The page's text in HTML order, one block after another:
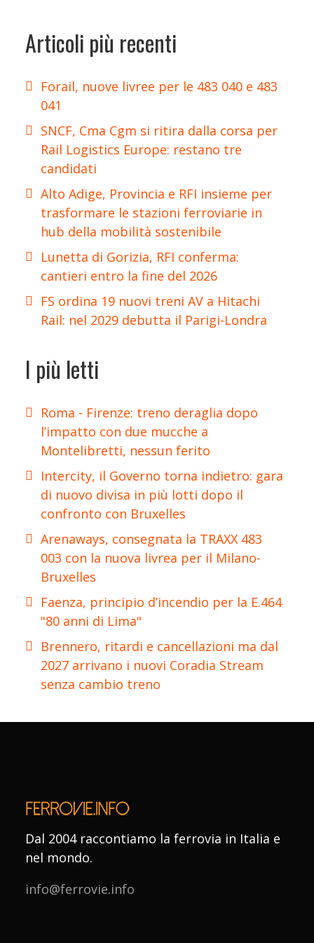
Articoli più recenti
Forail, nuove livree per le 483 040 e 483
041
SNCF, Cma Cgm si ritira dalla corsa per
Rail Logistics Europe: restano tre
candidati
Alto Adige, Provincia e RFI insieme per
trasformare le stazioni ferroviarie in
hub della mobilità sostenibile
Lunetta di Gorizia, RFI conferma:
cantieri entro la fine del 2026
FS ordina 19 nuovi treni AV a Hitachi
Rail: nel 2029 debutta il Parigi-Londra
I più letti
Roma - Firenze: treno deraglia dopo
l’impatto con due mucche a
Montelibretti, nessun ferito
Intercity, il Governo torna indietro: gara
di nuovo divisa in più lotti dopo il
confronto con Bruxelles
Arenaways, consegnata la TRAXX 483
003 con la nuova livrea per il Milano-
Bruxelles
Faenza, principio d’incendio per la E.464
"80 anni di Lima"
Brennero, ritardi e cancellazioni ma dal
2027 arrivano i nuovi Coradia Stream
senza cambio treno
Dal 2004 raccontiamo la ferrovia in Italia e
nel mondo.
info@ferrovie.info